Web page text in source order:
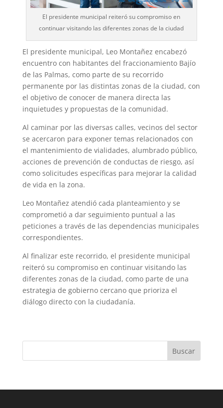
El presidente municipal reiteró su compromiso en
continuar visitando las diferentes zonas de la ciudad
El presidente municipal, Leo Montañez encabezó
encuentro con habitantes del fraccionamiento Bajío
de las Palmas, como parte de su recorrido
permanente por las distintas zonas de la ciudad, con
el objetivo de conocer de manera directa las
inquietudes y propuestas de la comunidad.
Al caminar por las diversas calles, vecinos del sector
se acercaron para exponer temas relacionados con
el mantenimiento de vialidades, alumbrado público,
acciones de prevención de conductas de riesgo, así
como solicitudes específicas para mejorar la calidad
de vida en la zona.
Leo Montañez atendió cada planteamiento y se
comprometió a dar seguimiento puntual a las
peticiones a través de las dependencias municipales
correspondientes.
Al finalizar este recorrido, el presidente municipal
reiteró su compromiso en continuar visitando las
diferentes zonas de la ciudad, como parte de una
estrategia de gobierno cercano que prioriza el
diálogo directo con la ciudadanía.
Buscar